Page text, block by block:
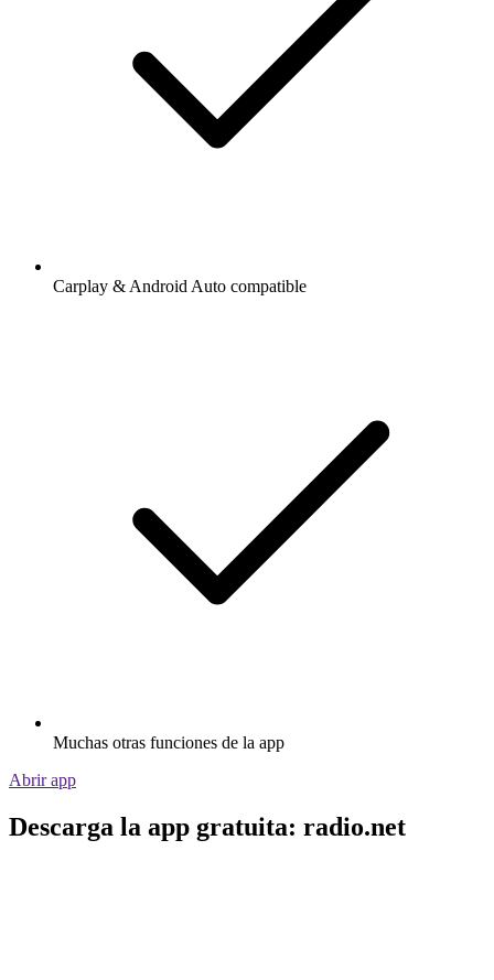
Carplay & Android Auto compatible
Muchas otras funciones de la app
Abrir app
Descarga la app gratuita: radio.net